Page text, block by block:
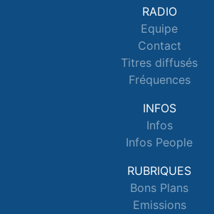
RADIO
Equipe
Contact
Titres diffusés
Fréquences
INFOS
Infos
Infos People
RUBRIQUES
Bons Plans
Emissions